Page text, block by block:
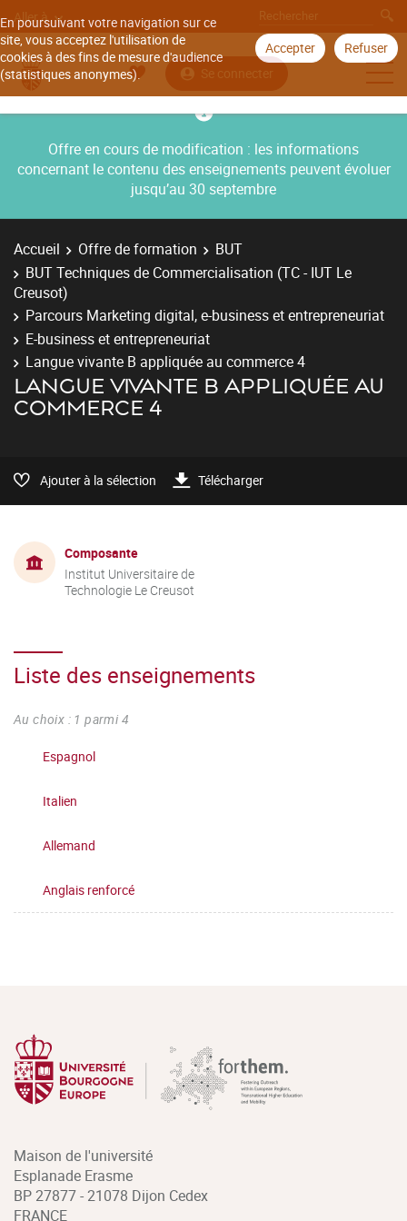
En poursuivant votre navigation sur ce
site, vous acceptez l'utilisation de
cookies à des fins de mesure d'audience
(statistiques anonymes).
Accepter Refuser
Aller à
Se connecter
Offre en cours de modification : les informations
concernant le contenu des enseignements peuvent évoluer
jusqu’au 30 septembre
Accueil Offre de formation
BUT
BUT Techniques de Commercialisation (TC - IUT Le
Creusot)
Parcours Marketing digital, e-business et entrepreneuriat
E-business et entrepreneuriat
Langue vivante B appliquée au commerce 4
LANGUE VIVANTE B APPLIQUÉE AU
COMMERCE 4
Ajouter à la sélection Télécharger
Composante
Institut Universitaire de
Technologie Le Creusot
Liste des enseignements
Au choix : 1 parmi 4
Espagnol
Italien
Allemand
Anglais renforcé
Maison de l'université
Esplanade Erasme
BP 27877 - 21078 Dijon Cedex
FRANCE